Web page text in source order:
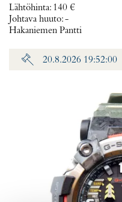
Lähtöhinta: 140 €
Johtava huuto:-
Hakaniemen Pantti
20.8.2026 19:52:00